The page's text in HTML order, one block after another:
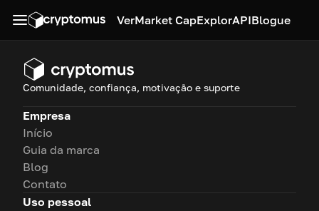
VerMarket CapExplorAPIBlogue
Comunidade, confiança, motivação e suporte
Empresa
Início
Guia da marca
Blog
Contato
Uso pessoal